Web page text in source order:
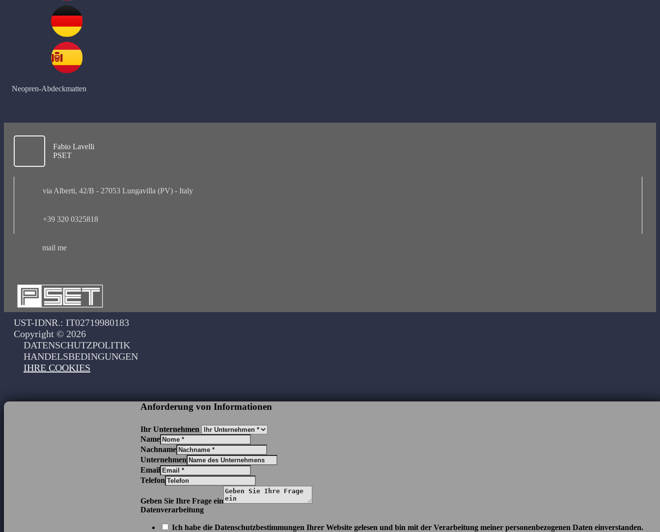
Neopren-Abdeckmatten
Fabio Lavelli
PSET
via Alberti, 42/B - 27053 Lungavilla (PV) - Italy
+39 320 0325818
mail me
UST-IDNR.: IT02719980183
Copyright © 2026
DATENSCHUTZPOLITIK
HANDELSBEDINGUNGEN
IHRE COOKIES
Anforderung von Informationen
Ihr Unternehmen
Name
Nachname
Unternehmen
Email
Telefon
Geben Sie Ihre Frage ein
Datenverarbeitung
Ich habe die Datenschutzbestimmungen Ihrer Website gelesen und bin mit der Verarbeitung meiner personenbezogenen Daten einverstanden.